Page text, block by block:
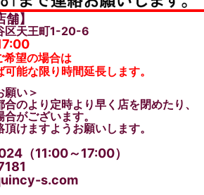
】
区天王町1-20-6
望の場合は
能な限り時間延長します。
願い＞
のより定時より早く店を閉めたり、
がございます。
けますようお願いします。
（11:00～17:00）
s.com